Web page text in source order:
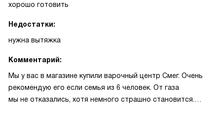
хорошо готовить
Недостатки:
нужна вытяжка
Комментарий:
Мы у вас в магазине купили варочный центр Смег. Очень
рекомендую его если семья из 6 человек. От газа
мы не отказались, хотя немного страшно становится.